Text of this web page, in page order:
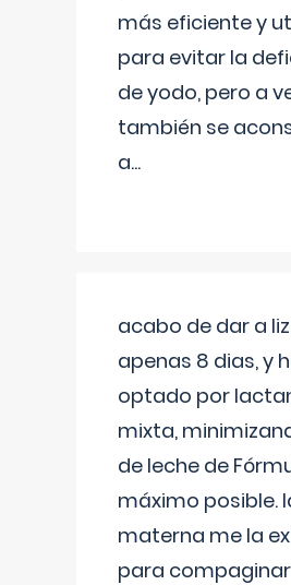
más eficiente y
para evitar la
de yodo, pero a
también se
a...
acabo de dar a
apenas 8 dias, y
optado por
mixta,
de leche de
máximo posible.
materna me la
para